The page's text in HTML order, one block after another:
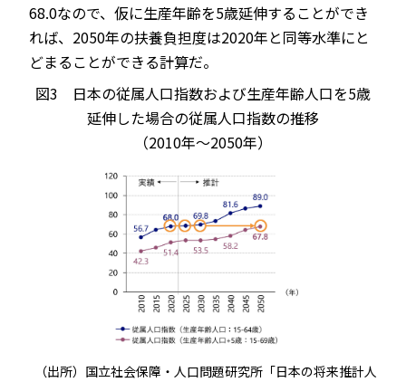
68.0なので、仮に生産年齢を5歳延伸することができ
れば、2050年の扶養負担度は2020年と同等水準にと
どまることができる計算だ。
図3 日本の従属人口指数および生産年齢人口を5歳
延伸した場合の従属人口指数の推移
（2010年～2050年）
（出所）国立社会保障・人口問題研究所「日本の将来推計人